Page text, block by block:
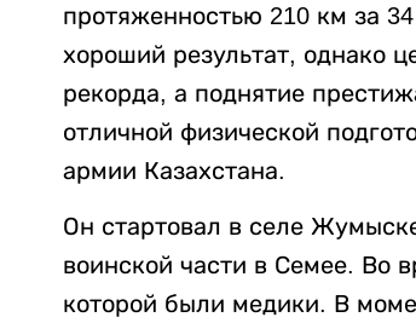
протяженностью 210 км за
хороший результат, однако
рекорда, а поднятие
отличной физической
армии Казахстана.
Он стартовал в селе
воинской части в Семее. Во
которой были медики. В